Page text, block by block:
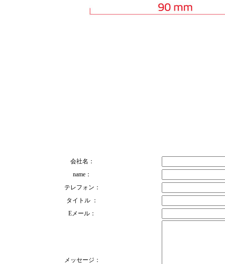
会社名：
name：
テレフォン：
タイトル ：
Eメール：
メッセージ：